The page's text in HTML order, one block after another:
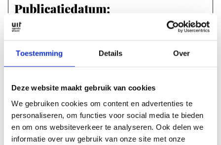
Toestemming Details Over
Deze website maakt gebruik van cookies
We gebruiken cookies om content en advertenties te
personaliseren, om functies voor social media te bieden
en om ons websiteverkeer te analyseren. Ook delen we
informatie over uw gebruik van onze site met onze
Publicatiedatum:
19 februari 2024
Labels & tags
Rubrieken